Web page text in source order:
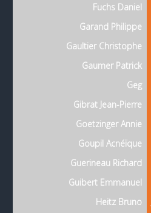
Fuchs Daniel
Garand Philippe
Gaultier Christophe
Gaumer Patrick
Geg
Gibrat Jean-Pierre
Goetzinger Annie
Goupil Acnéïque
Guerineau Richard
Guibert Emmanuel
Heitz Bruno